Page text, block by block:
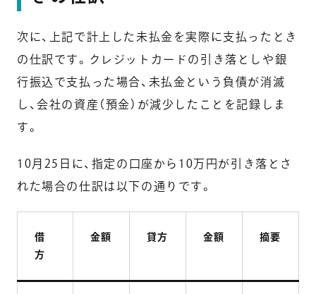
次に、上記で計上した未払金を実際に支払ったとき
の仕訳です。クレジットカードの引き落としや銀
行振込で支払った場合、未払金という負債が消滅
し、会社の資産（預金）が減少したことを記録しま
す。
10月25日に、指定の口座から10万円が引き落とさ
れた場合の仕訳は以下の通りです。
借
方
金額 貸方 金額 摘要